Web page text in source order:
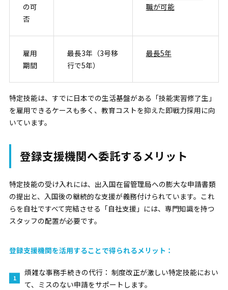
の可
否
職が可能
雇用
期間
最長3年（3号移
行で5年）
最長5年
特定技能は、すでに日本での生活基盤がある「技能実習修了生」
を雇用できるケースも多く、教育コストを抑えた即戦力採用に向
いています。
登録支援機関へ委託するメリット
特定技能の受け入れには、出入国在留管理局への膨大な申請書類
の提出と、入国後の継続的な支援が義務付けられています。これ
らを自社ですべて完結させる「自社支援」には、専門知識を持つ
スタッフの配置が必要です。
登録支援機関を活用することで得られるメリット：
煩雑な事務手続きの代行： 制度改正が激しい特定技能におい
て、ミスのない申請をサポートします。